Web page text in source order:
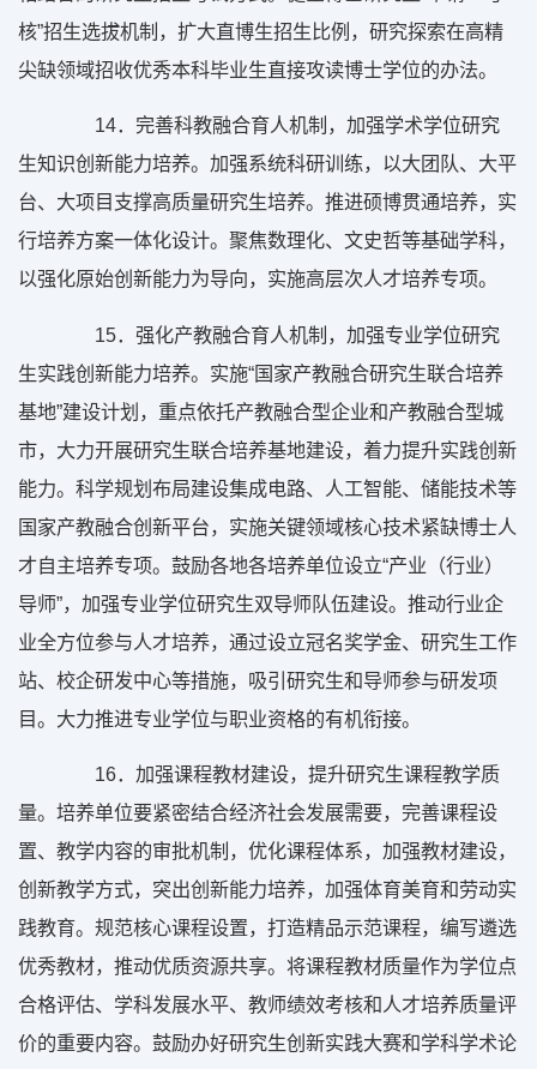
核”招生选拔机制，扩大直博生招生比例，研究探索在高精
尖缺领域招收优秀本科毕业生直接攻读博士学位的办法。
14．完善科教融合育人机制，加强学术学位研究
生知识创新能力培养。加强系统科研训练，以大团队、大平
台、大项目支撑高质量研究生培养。推进硕博贯通培养，实
行培养方案一体化设计。聚焦数理化、文史哲等基础学科，
以强化原始创新能力为导向，实施高层次人才培养专项。
15．强化产教融合育人机制，加强专业学位研究
生实践创新能力培养。实施“国家产教融合研究生联合培养
基地”建设计划，重点依托产教融合型企业和产教融合型城
市，大力开展研究生联合培养基地建设，着力提升实践创新
能力。科学规划布局建设集成电路、人工智能、储能技术等
国家产教融合创新平台，实施关键领域核心技术紧缺博士人
才自主培养专项。鼓励各地各培养单位设立“产业（行业）
导师”，加强专业学位研究生双导师队伍建设。推动行业企
业全方位参与人才培养，通过设立冠名奖学金、研究生工作
站、校企研发中心等措施，吸引研究生和导师参与研发项
目。大力推进专业学位与职业资格的有机衔接。
16．加强课程教材建设，提升研究生课程教学质
量。培养单位要紧密结合经济社会发展需要，完善课程设
置、教学内容的审批机制，优化课程体系，加强教材建设，
创新教学方式，突出创新能力培养，加强体育美育和劳动实
践教育。规范核心课程设置，打造精品示范课程，编写遴选
优秀教材，推动优质资源共享。将课程教材质量作为学位点
合格评估、学科发展水平、教师绩效考核和人才培养质量评
价的重要内容。鼓励办好研究生创新实践大赛和学科学术论